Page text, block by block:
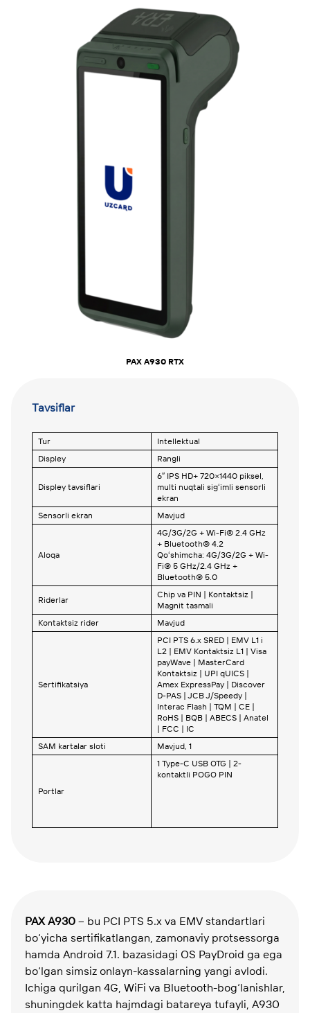
PAX A930 RTX
Tavsiflar
Tur
Intellektual
Displey
Rangli
Displey tavsiflari
6″ IPS HD+ 720×1440 piksel,
multi nuqtali sigʻimli sensorli
ekran
Sensorli ekran
Mavjud
Aloqa
4G/3G/2G + Wi-Fi® 2.4 GHz
+ Bluetooth® 4.2
Qoʻshimcha: 4G/3G/2G + Wi-
Fi® 5 GHz/2.4 GHz +
Bluetooth® 5.0
Riderlar
Chip va PIN | Kontaktsiz |
Magnit tasmali
Kontaktsiz rider
Mavjud
Sertifikatsiya
PCI PTS 6.x SRED | EMV L1 i
L2 | EMV Kontaktsiz L1 | Visa
payWave | MasterCard
Kontaktsiz | UPI qUICS |
Amex ExpressPay | Discover
D-PAS | JCB J/Speedy |
Interac Flash | TQM | CE |
RoHS | BQB | ABECS | Anatel
| FCC | IC
SAM kartalar sloti
Mavjud, 1
Portlar
1 Type-C USB OTG | 2-
kontaktli POGO PIN
PAX A930 – bu PCI PTS 5.x va EMV standartlari
bo‘yicha sertifikatlangan, zamonaviy protsessorga
hamda Android 7.1. bazasidagi OS PayDroid ga ega
bo‘lgan simsiz onlayn-kassalarning yangi avlodi.
Ichiga qurilgan 4G, WiFi va Bluetooth-bog‘lanishlar,
shuningdek katta hajmdagi batareya tufayli, A930